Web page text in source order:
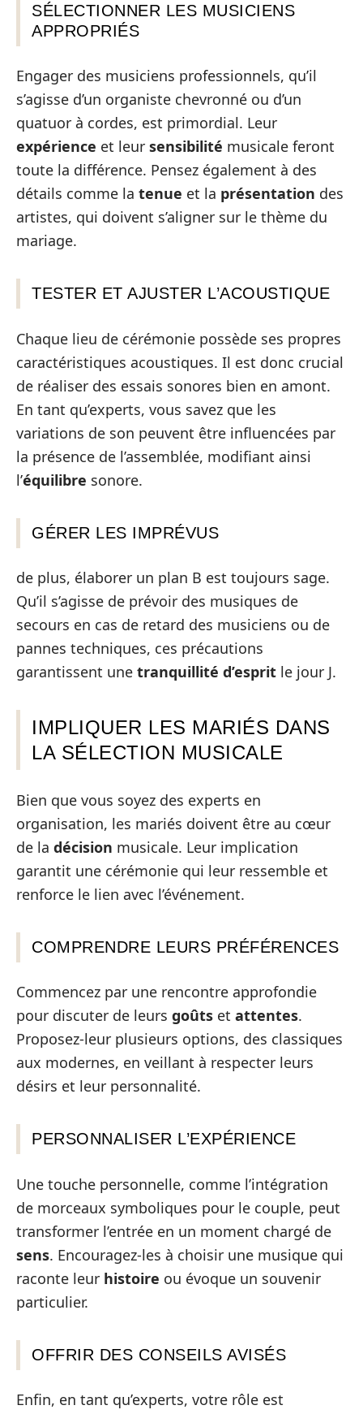
SÉLECTIONNER LES MUSICIENS
APPROPRIÉS
Engager des musiciens professionnels, qu’il
s’agisse d’un organiste chevronné ou d’un
quatuor à cordes, est primordial. Leur
expérience et leur sensibilité musicale feront
toute la différence. Pensez également à des
détails comme la tenue et la présentation des
artistes, qui doivent s’aligner sur le thème du
mariage.
TESTER ET AJUSTER L’ACOUSTIQUE
Chaque lieu de cérémonie possède ses propres
caractéristiques acoustiques. Il est donc crucial
de réaliser des essais sonores bien en amont.
En tant qu’experts, vous savez que les
variations de son peuvent être influencées par
la présence de l’assemblée, modifiant ainsi
l’équilibre sonore.
GÉRER LES IMPRÉVUS
de plus, élaborer un plan B est toujours sage.
Qu’il s’agisse de prévoir des musiques de
secours en cas de retard des musiciens ou de
pannes techniques, ces précautions
garantissent une tranquillité d’esprit le jour J.
IMPLIQUER LES MARIÉS DANS
LA SÉLECTION MUSICALE
Bien que vous soyez des experts en
organisation, les mariés doivent être au cœur
de la décision musicale. Leur implication
garantit une cérémonie qui leur ressemble et
renforce le lien avec l’événement.
COMPRENDRE LEURS PRÉFÉRENCES
Commencez par une rencontre approfondie
pour discuter de leurs goûts et attentes.
Proposez-leur plusieurs options, des classiques
aux modernes, en veillant à respecter leurs
désirs et leur personnalité.
PERSONNALISER L’EXPÉRIENCE
Une touche personnelle, comme l’intégration
de morceaux symboliques pour le couple, peut
transformer l’entrée en un moment chargé de
sens. Encouragez-les à choisir une musique qui
raconte leur histoire ou évoque un souvenir
particulier.
OFFRIR DES CONSEILS AVISÉS
Enfin, en tant qu’experts, votre rôle est